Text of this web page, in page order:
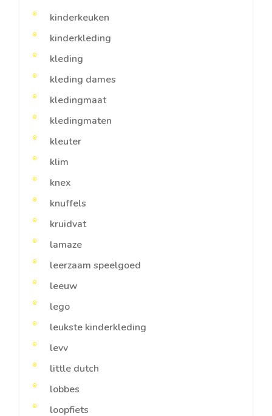
kinderkeuken
kinderkleding
kleding
kleding dames
kledingmaat
kledingmaten
kleuter
klim
knex
knuffels
kruidvat
lamaze
leerzaam speelgoed
leeuw
lego
leukste kinderkleding
levv
little dutch
lobbes
loopfiets